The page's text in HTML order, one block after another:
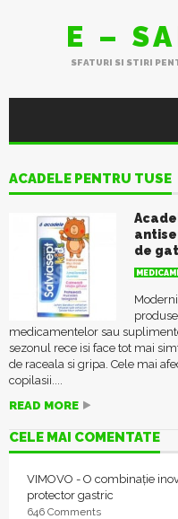
E –
SFATURI SI STIRI
ACADELE PENTRU TUSE
de gat
medicamentelor sau
sezonul rece isi face tot mai
de raceala si gripa. Cele mai
copilasii....
READ MORE
CELE MAI COMENTATE
VIMOVO - O combinație
protector gastric
646 Comments